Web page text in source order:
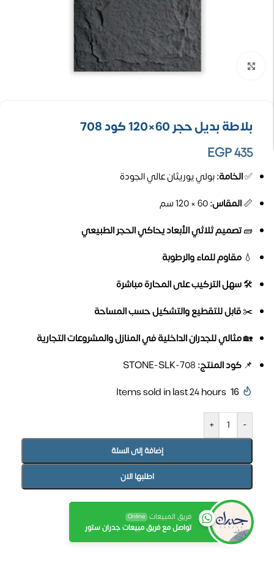
تكبير الصورة
بلاطة بديل حجر 60×120 كود 708
EGP435
✅الخامة:بولي يوريثان عالي الجودة
📏المقاس:
🧱تصميم ثلاثي الأبعاد يحاكي الحجر الطبيعي
💧 مقاوم للماء والرطوبة
🛠️سهل التركيب على المحارة مباشرة
✂️قابل للتقطيع والتشكيل حسب المساحة
🏡مثالي للجدران الداخلية في المنازل والمشروعات التجارية
📌 كود المنتج:
16
Items sold in last 24 hours
-
+
إضافة إلى السلة
اطلبها الان
فريق المبيعات Online
تواصل مع فريق مبيعات جدران ستور